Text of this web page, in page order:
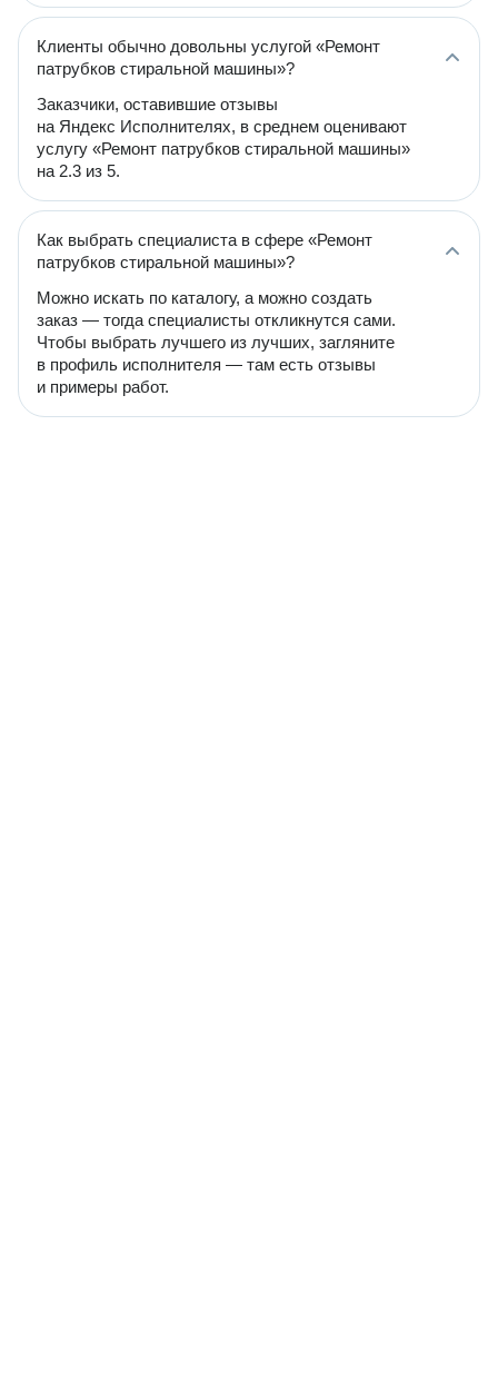
Клиенты обычно довольны услугой «Ремонт
патрубков стиральной машины»?
Заказчики, оставившие отзывы
на Яндекс Исполнителях, в среднем оценивают
услугу «Ремонт патрубков стиральной машины»
на 2.3 из 5.
Как выбрать специалиста в сфере «Ремонт
патрубков стиральной машины»?
Можно искать по каталогу, а можно создать
заказ — тогда специалисты откликнутся сами.
Чтобы выбрать лучшего из лучших, загляните
в профиль исполнителя — там есть отзывы
и примеры работ.